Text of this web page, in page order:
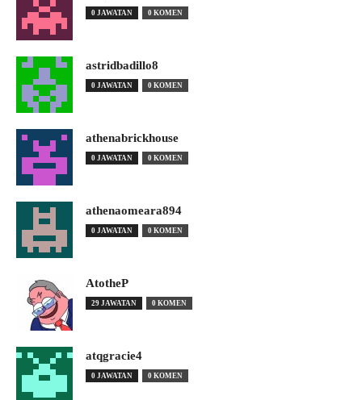
0 JAWATAN 0 KOMEN
astridbadillo8
0 JAWATAN 0 KOMEN
athenabrickhouse
0 JAWATAN 0 KOMEN
athenaomeara894
0 JAWATAN 0 KOMEN
AtotheP
29 JAWATAN 0 KOMEN
atqgracie4
0 JAWATAN 0 KOMEN